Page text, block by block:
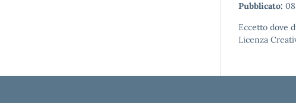
Pubblicato:
Eccetto dove
Licenza